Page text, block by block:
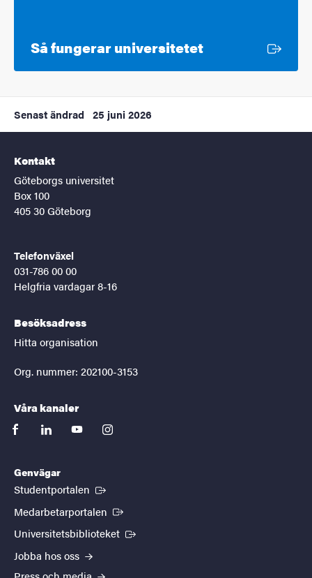
Så fungerar universitetetExtern länk
Senast ändrad 25 juni 2026
Kontakt
Göteborgs universitet
Box 100
405 30 Göteborg
Telefonväxel
031-786 00 00
Helgfria vardagar 8-16
Besöksadress
Hitta organisation
Org. nummer: 202100-3153
Våra kanaler
facebooklinkedinyoutubeinstagram
Genvägar
Studentportalen (Extern länk)
Medarbetarportalen (Extern länk)
Universitetsbiblioteket (Extern länk)
Jobba hos oss